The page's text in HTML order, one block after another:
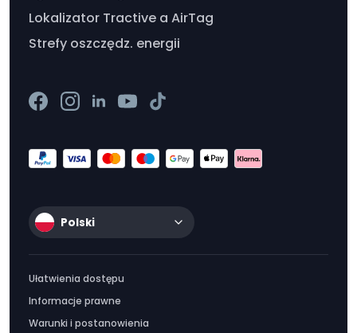
Lokalizator Tractive a AirTag
Strefy oszczędz. energii
Polski
Ułatwienia dostępu
Informacje prawne
Warunki i postanowienia